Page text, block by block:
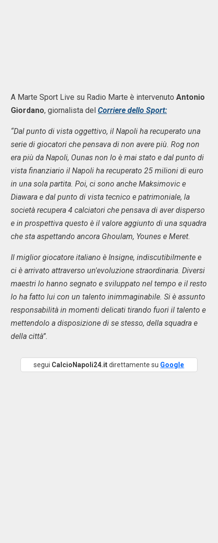
A Marte Sport Live su Radio Marte è intervenuto Antonio
Giordano, giornalista del Corriere dello Sport:
“Dal punto di vista oggettivo, il Napoli ha recuperato una
serie di giocatori che pensava di non avere più. Rog non
era più da Napoli, Ounas non lo è mai stato e dal punto di
vista finanziario il Napoli ha recuperato 25 milioni di euro
in una sola partita. Poi, ci sono anche Maksimovic e
Diawara e dal punto di vista tecnico e patrimoniale, la
società recupera 4 calciatori che pensava di aver disperso
e in prospettiva questo è il valore aggiunto di una squadra
che sta aspettando ancora Ghoulam, Younes e Meret.
Il miglior giocatore italiano è Insigne, indiscutibilmente e
ci è arrivato attraverso un'evoluzione straordinaria. Diversi
maestri lo hanno segnato e sviluppato nel tempo e il resto
lo ha fatto lui con un talento inimmaginabile. Si è assunto
responsabilità in momenti delicati tirando fuori il talento e
mettendolo a disposizione di se stesso, della squadra e
della città”.
segui CalcioNapoli24.itdirettamente su Google